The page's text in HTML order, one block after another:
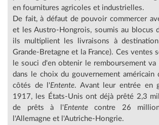
en fournitures agricoles et industrielles.
De fait, à défaut de pouvoir commercer
et les Austro-Hongrois, soumis au blocus
ils multiplient les livraisons à
Grande-Bretagne et la France). Ces ventes
le souci d'en obtenir le remboursement va
dans le choix du gouvernement américain
côtés de l'Entente. Avant leur entrée en
1917, les États-Unis ont déjà prêté 2,3
de prêts à l'Ententecontre 26
l'Allemagne et l'Autriche-Hongrie.